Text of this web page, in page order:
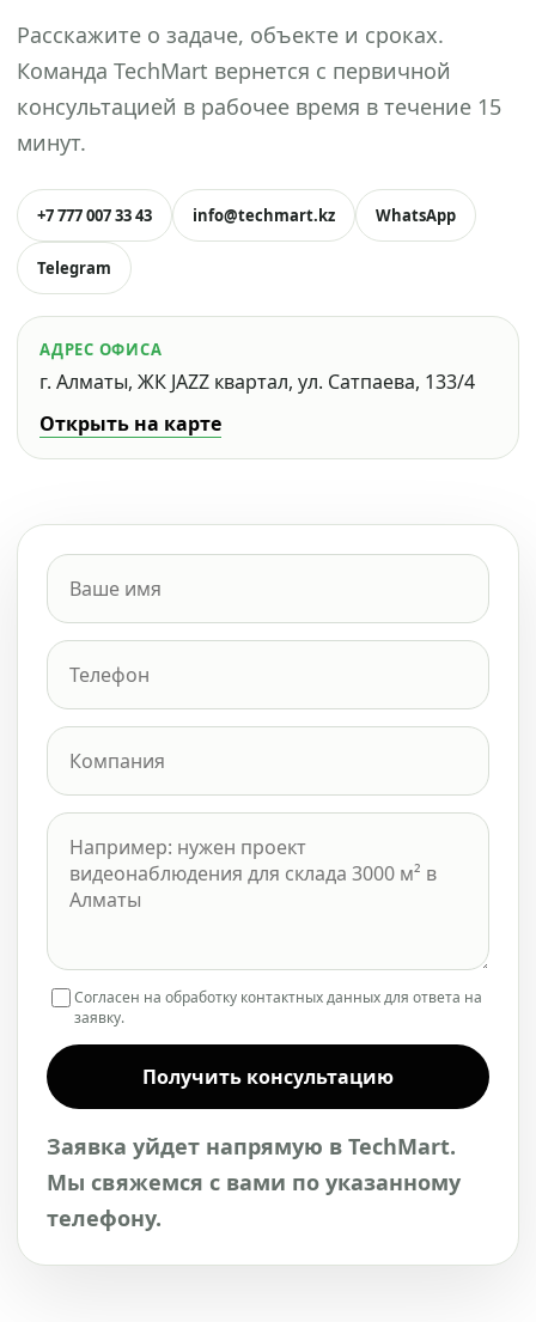
Расскажите о задаче, объекте и сроках.
Команда TechMart вернется с первичной
консультацией в рабочее время в течение 15
минут.
+7 777 007 33 43 info@techmart.kz WhatsApp
Telegram
АДРЕС ОФИСА
г. Алматы, ЖК JAZZ квартал, ул. Сатпаева, 133/4
Открыть на карте
Согласен на обработку контактных данных для ответа на
заявку.
Получить консультацию
Заявка уйдет напрямую в TechMart.
Мы свяжемся с вами по указанному
телефону.